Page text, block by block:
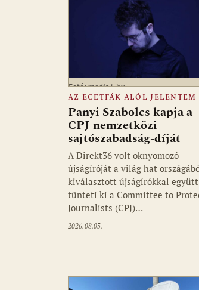
Fotó: media1.hu
AZ ECETFÁK ALÓL JELENTEM
Panyi Szabolcs kapja a
CPJ nemzetközi
sajtószabadság-díját
A Direkt36 volt oknyomozó
újságíróját a világ hat
kiválasztott újságírókkal együtt
tünteti ki a Committee to
Journalists (CPJ)…
2026.08.05.